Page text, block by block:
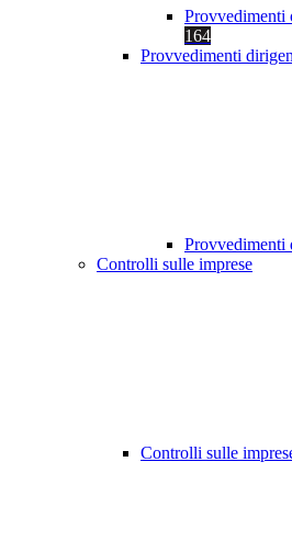
Provvedimenti
164
Provvedimenti
Provvedimenti
Controlli sulle imprese
Controlli sulle